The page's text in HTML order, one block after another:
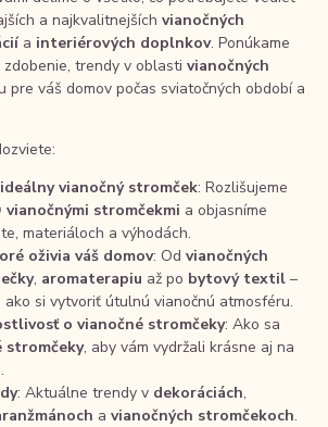
a najkvalitnejšíchvianočných
a interiérových doplnkov. Ponúkame
zdobenie, trendy v oblastivianočných
pre váš domov počas sviatočných období a
vianočný stromček: Rozlišujeme
vianočnými stromčekmi a objasníme
materiáloch a výhodách.
oživia váš domov: Odvianočných
, aromaterapiu až po bytový textil –
si vytvoriť útulnú vianočnú atmosféru.
o vianočné stromčeky: Ako sa
stromčeky, aby vám vydržali krásne aj na
: Aktuálne trendy v dekoráciách,
avianočných stromčekoch.